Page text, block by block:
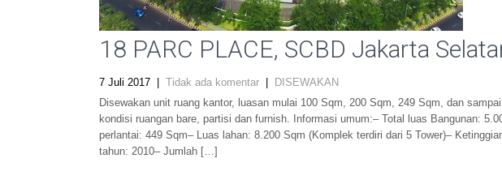
18 PARC PLACE, SCBD Jakarta
7 Juli 2017 Tidak ada komentar
DISEWAKAN
Disewakan unit ruang kantor, luasan mulai 100 Sqm, 200 Sqm, 249 Sqm, dan
kondisi ruangan bare, partisi dan furnish. Informasi umum:– Total luas Bangunan:
perlantai: 449 Sqm– Luas lahan: 8.200 Sqm (Komplek terdiri dari 5 Tower)–
tahun: 2010– Jumlah […]